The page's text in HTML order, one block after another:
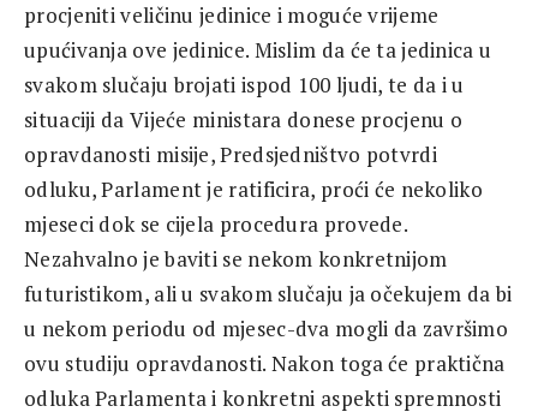
procjeniti veličinu jedinice i moguće vrijeme
upućivanja ove jedinice. Mislim da će ta jedinica u
svakom slučaju brojati ispod 100 ljudi, te da i u
situaciji da Vijeće ministara donese procjenu o
opravdanosti misije, Predsjedništvo potvrdi
odluku, Parlament je ratificira, proći će nekoliko
mjeseci dok se cijela procedura provede.
Nezahvalno je baviti se nekom konkretnijom
futuristikom, ali u svakom slučaju ja očekujem da bi
u nekom periodu od mjesec-dva mogli da završimo
ovu studiju opravdanosti. Nakon toga će praktična
odluka Parlamenta i konkretni aspekti spremnosti